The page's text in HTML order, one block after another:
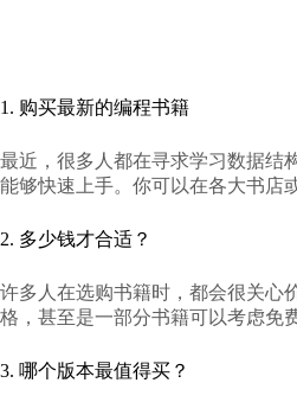
1. 购买最新的编程书籍
最近，很多人都在寻求学习数据结
能够快速上手。你可以在各大书店
2. 多少钱才合适？
许多人在选购书籍时，都会很关心
格，甚至是一部分书籍可以考虑免
3. 哪个版本最值得买？